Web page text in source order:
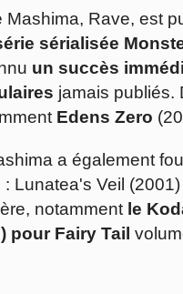
Rave, est
sérialisée
un succès
jamais publiés.
Edens Zero
a également
Lunatea's Veil
notamment le
pour Fairy Tail